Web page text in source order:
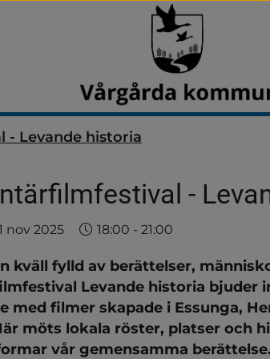
Levande historia
-
nov 2025 Tid
18:00 ‐ till
21:00
kväll fylld av berättelser,
Levande historia bjuder
med filmer skapade i Essunga,
möts lokala röster, platser och
vår gemensamma berättelse.